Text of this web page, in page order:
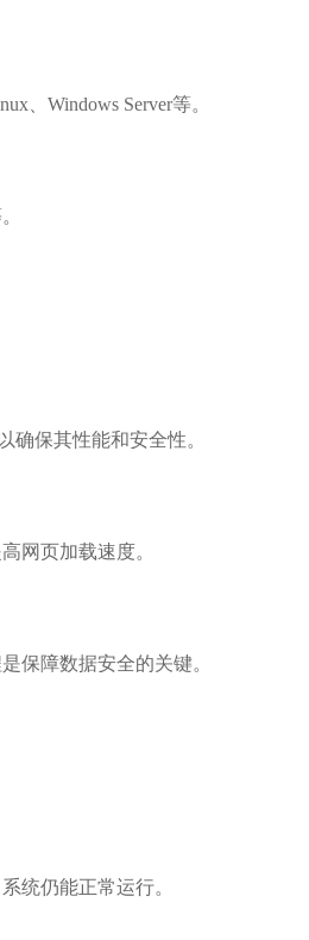
、Windows Server等。
确保其性能和安全性。
网页加载速度。
保障数据安全的关键。
统仍能正常运行。